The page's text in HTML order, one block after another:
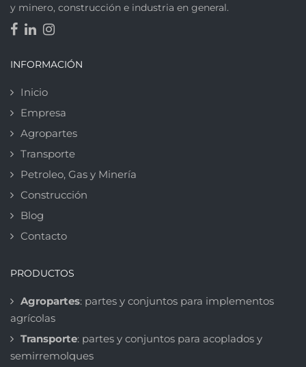
y minero, construcción e industria en general.
INFORMACIÓN
Inicio
Empresa
Agropartes
Transporte
Petroleo, Gas y Minería
Construcción
Blog
Contacto
PRODUCTOS
Agropartes: partes y conjuntos para implementos
agrícolas
Transporte: partes y conjuntos para acoplados y
semirremolques